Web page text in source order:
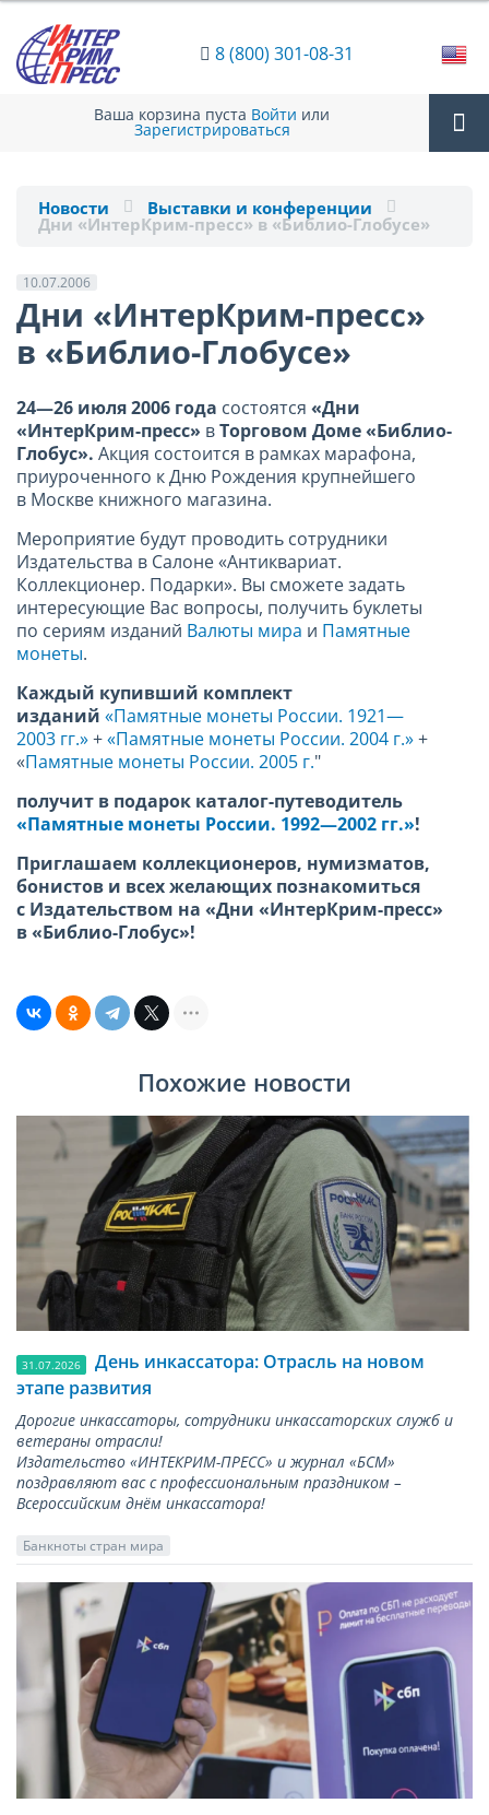
8 (800) 301-08-31
Ваша корзина пуста Войти или
Зарегистрироваться
Новости Выставки и конференции
Дни «ИнтерКрим-пресс» в «Библио-Глобусе»
10.07.2006
Дни «ИнтерКрим-пресс»
в «Библио-Глобусе»
24—26 июля 2006 года состоятся «Дни
«ИнтерКрим-пресс» вТорговом Доме «Библио-
Глобус». Акция состоится в рамках марафона,
приуроченного к Дню Рождения крупнейшего
в Москве книжного магазина.
Мероприятие будут проводить сотрудники
Издательства в Салоне «Антиквариат.
Коллекционер. Подарки». Вы сможете задать
интересующие Вас вопросы, получить буклеты
по сериям изданий Валюты мира и Памятные
монеты.
Каждый купивший комплект
изданий «Памятные монеты России. 1921—
2003 гг.»+«Памятные монеты России. 2004 г.»+
«Памятные монеты России. 2005 г."
получит в подарок каталог-путеводитель
«Памятные монеты России. 1992—2002 гг.»!
Приглашаем коллекционеров, нумизматов,
бонистов и всех желающих познакомиться
с Издательством на «Дни «ИнтерКрим-пресс»
в «Библио-Глобус»!
Похожие новости
31.07.2026
День инкассатора: Отрасль на новом
этапе развития
Дорогие инкассаторы, сотрудники инкассаторских служб и
ветераны отрасли!
Издательство «ИНТЕКРИМ-ПРЕСС» и журнал «БСМ»
поздравляют вас с профессиональным праздником –
Всероссийским днём инкассатора!
Банкноты стран мира